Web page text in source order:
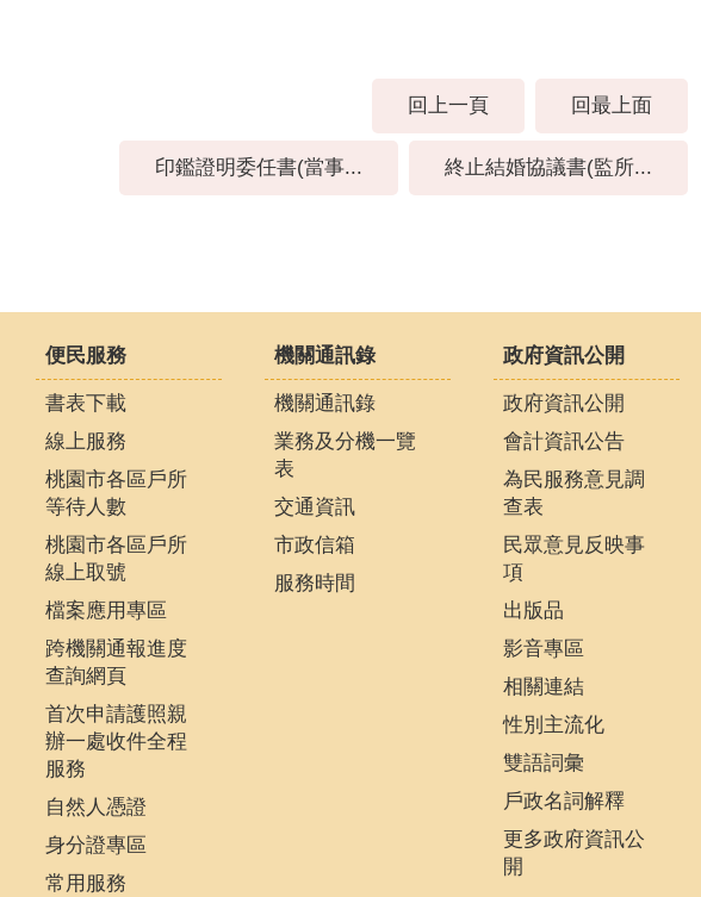
回上一頁 回最上面
印鑑證明委任書(當事... 終止結婚協議書(監所...
便民服務
書表下載
線上服務
桃園市各區戶所
等待人數
桃園市各區戶所
線上取號
檔案應用專區
跨機關通報進度
查詢網頁
首次申請護照親
辦一處收件全程
服務
自然人憑證
身分證專區
常用服務
機關通訊錄
機關通訊錄
業務及分機一覽
表
交通資訊
市政信箱
服務時間
政府資訊公開
政府資訊公開
會計資訊公告
為民服務意見調
查表
民眾意見反映事
項
出版品
影音專區
相關連結
性別主流化
雙語詞彙
戶政名詞解釋
更多政府資訊公
開